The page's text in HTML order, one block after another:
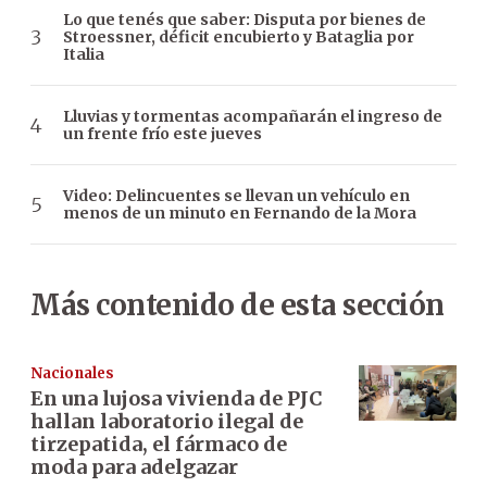
Lo que tenés que saber: Disputa por bienes de
Stroessner, déficit encubierto y Bataglia por
Italia
Lluvias y tormentas acompañarán el ingreso de
un frente frío este jueves
Video: Delincuentes se llevan un vehículo en
menos de un minuto en Fernando de la Mora
Más contenido de esta sección
Nacionales
En una lujosa vivienda de PJC
hallan laboratorio ilegal de
tirzepatida, el fármaco de
moda para adelgazar